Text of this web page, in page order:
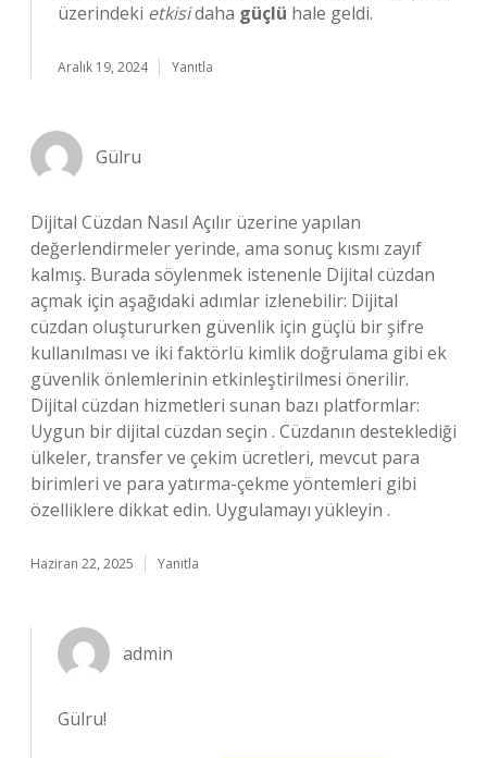
üzerindeki etkisidaha güçlü hale geldi.
Aralık 19, 2024 Yanıtla
Gülru
Dijital Cüzdan Nasıl Açılır üzerine yapılan
değerlendirmeler yerinde, ama sonuç kısmı zayıf
kalmış. Burada söylenmek istenenle Dijital cüzdan
açmak için aşağıdaki adımlar izlenebilir: Dijital
cüzdan oluştururken güvenlik için güçlü bir şifre
kullanılması ve iki faktörlü kimlik doğrulama gibi ek
güvenlik önlemlerinin etkinleştirilmesi önerilir.
Dijital cüzdan hizmetleri sunan bazı platformlar:
Uygun bir dijital cüzdan seçin . Cüzdanın desteklediği
ülkeler, transfer ve çekim ücretleri, mevcut para
birimleri ve para yatırma-çekme yöntemleri gibi
özelliklere dikkat edin. Uygulamayı yükleyin .
Haziran 22, 2025 Yanıtla
admin
Gülru!